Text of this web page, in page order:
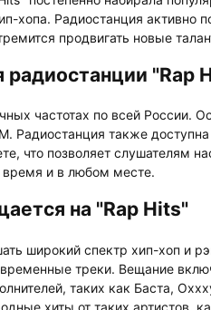
хопа. Радиостанция активно
продвигать новые
"Rap
частотах по всей России.
Радиостанция также
что позволяет слушателям
и в любом месте.
на "Rap Hits"
широкий спектр хип-хоп и
треки. Вещание
таких как Баста,
хиты от таких артистов,